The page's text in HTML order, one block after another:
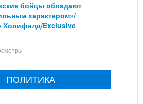
бойцы обладают
характером»/
Холифилд/Exclusive
ПОЛИТИКА